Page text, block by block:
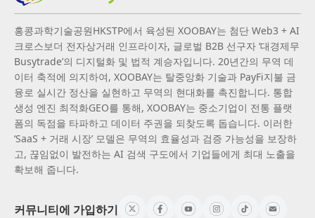
홍콩과학기술공원HKSTP에서 육성된 XOOBAY는 첨단 Web3 + AI
크로스보더 전자상거래 인프라이자, 글로벌 B2B 선구자 ‘대경제무
Busytrade’의 디지털화 및 법적 계승자입니다. 20년간의 무역 데
이터 축적에 의지하여, XOOBAY는 탈중앙화 기술과 PayFi지불 금
융로 실시간 정산을 실현하고 무역의 현대화를 촉진합니다. 통합
생성 엔진 최적화GEO를 통해, XOOBAY는 중소기업이 전통 플랫
폼의 독점을 타파하고 데이터 주권을 되찾도록 돕습니다. 이러한
‘SaaS + 거래 시장’ 모델은 무역의 효율성과 검증 가능성을 보장하
고, 끊임없이 발전하는 AI 검색 구도에서 기업들에게 최대 노출을
확보해 줍니다.
커뮤니티에 가입하기